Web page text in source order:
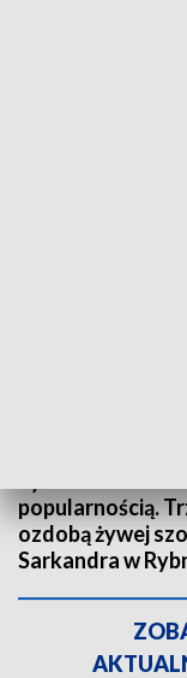
popularnością.
ozdobą żywej
Sarkandra w